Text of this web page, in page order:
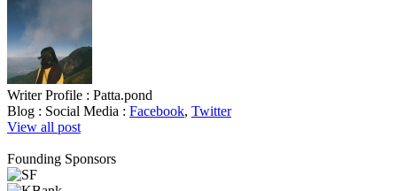
Writer Profile : Patta.pond
Blog : Social Media : Facebook, Twitter
View all post
Founding Sponsors